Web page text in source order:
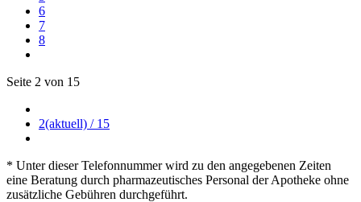
6
7
8
Seite 2 von 15
2(aktuell) / 15
* Unter dieser Telefonnummer wird zu den angegebenen Zeiten
eine Beratung durch pharmazeutisches Personal der Apotheke ohne
zusätzliche Gebühren durchgeführt.